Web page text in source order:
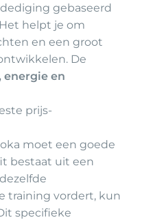
gebaseerd
helpt je om
en een groot
De
energie en
prijs-
moet een goede
bestaat uit een
training vordert, kun
specifieke